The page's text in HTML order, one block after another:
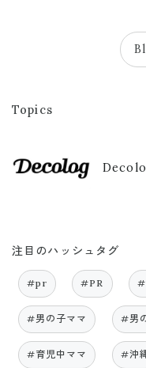
Topics
注目のハッシュタグ
#pr #PR #
#男の子ママ #男
#育児中ママ #沖